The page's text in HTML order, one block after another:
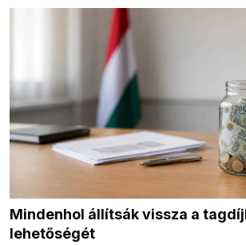
Mindenhol állítsák vissza a
lehetőségét